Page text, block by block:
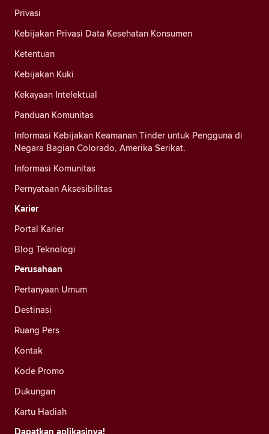
Privasi
Kebijakan Privasi Data Kesehatan Konsumen
Ketentuan
Kebijakan Kuki
Kekayaan Intelektual
Panduan Komunitas
Informasi Kebijakan Keamanan Tinder untuk Pengguna di
Negara Bagian Colorado, Amerika Serikat.
Informasi Komunitas
Pernyataan Aksesibilitas
Karier
Portal Karier
Blog Teknologi
Perusahaan
Pertanyaan Umum
Destinasi
Ruang Pers
Kontak
Kode Promo
Dukungan
Kartu Hadiah